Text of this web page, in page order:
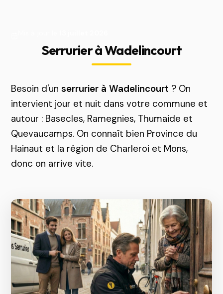
Serrurier à Wadelincourt
Besoin d'unserrurier à Wadelincourt ? On
intervient jour et nuit dans votre commune et
autour : Basecles, Ramegnies, Thumaide et
Quevaucamps. On connaît bien Province du
Hainaut et la région de Charleroi et Mons,
donc on arrive vite.